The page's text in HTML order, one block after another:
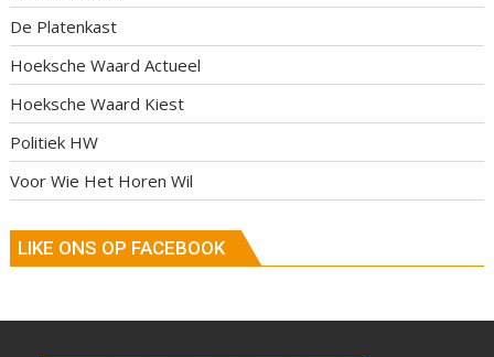
De Platenkast
Hoeksche Waard Actueel
Hoeksche Waard Kiest
Politiek HW
Voor Wie Het Horen Wil
LIKE ONS OP FACEBOOK